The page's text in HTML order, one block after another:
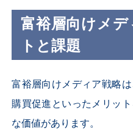
富裕層向けメ
トと課題
富裕層向けメディア戦略
購買促進といったメリッ
な価値があります。